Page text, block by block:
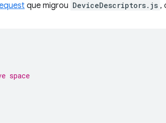
que migrou DeviceDescriptors.js ,
space